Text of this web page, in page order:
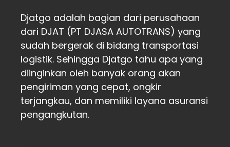
Djatgo adalah bagian dari perusahaan
dari DJAT (PT DJASA AUTOTRANS) yang
sudah bergerak di bidang transportasi
logistik. Sehingga Djatgo tahu apa yang
diinginkan oleh banyak orang akan
pengiriman yang cepat, ongkir
terjangkau, dan memiliki layana asuransi
pengangkutan.